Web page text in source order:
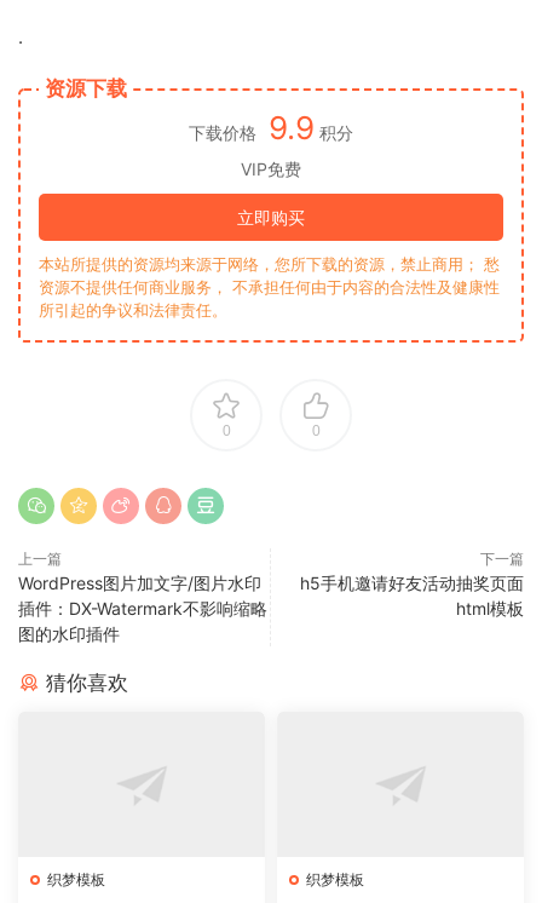
.
资源下载
下载价格 9.9 积分
VIP免费
立即购买
本站所提供的资源均来源于网络，您所下载的资源，禁止商用； 愁
资源不提供任何商业服务， 不承担任何由于内容的合法性及健康性
所引起的争议和法律责任。
0 0
上一篇
WordPress图片加文字/图片水印
插件：DX-Watermark不影响缩略
图的水印插件
下一篇
h5手机邀请好友活动抽奖页面
html模板
猜你喜欢
织梦模板 织梦模板